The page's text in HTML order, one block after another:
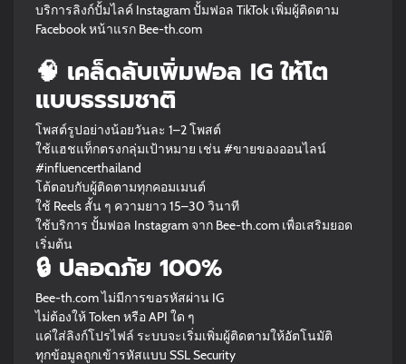
บริการลิงก์ปั้มไลค์ Instagram ปั้มฟอล TikTok เพิ่มผู้ติดตาม
Facebook หน้าแรก Bee-th.com
🧠 เคล็ดลับเพิ่มฟอล IG ให้โต
แบบธรรมชาติ
โพสต์รูปอย่างน้อยวันละ 1–2 โพสต์
ใช้แฮชแท็กตรงกลุ่มเป้าหมาย เช่น #ขายของออนไลน์
#influencerthailand
โต้ตอบกับผู้ติดตามทุกคอมเมนต์
ใช้ Reels สั้น ๆ ความยาว 15–30 วินาที
ใช้บริการ ปั้มฟอล Instagram จาก Bee-th.com เพื่อเสริมยอด
เริ่มต้น
🔒 ปลอดภัย 100%
Bee-th.com ไม่มีการขอรหัสผ่าน IG
ไม่ต้องให้ Token หรือ API ใด ๆ
แค่ใส่ลิงก์โปรไฟล์ ระบบจะเริ่มเพิ่มผู้ติดตามให้อัตโนมัติ
ทุกข้อมูลถูกเข้ารหัสแบบ SSL Security